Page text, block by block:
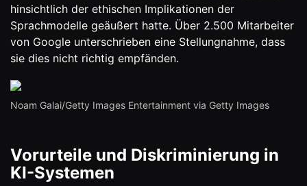
hinsichtlich der ethischen Implikationen der
Sprachmodelle geäußert hatte. Über 2.500 Mitarbeiter
von Google unterschrieben eine Stellungnahme, dass
sie dies nicht richtig empfänden.
Noam Galai/Getty Images Entertainment via Getty Images
Vorurteile und Diskriminierung in
KI-Systemen